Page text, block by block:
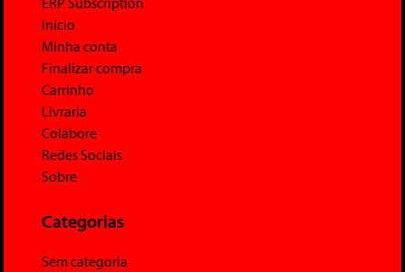
Início
Minha conta
Finalizar compra
Carrinho
Livraria
Colabore
Redes Sociais
Sobre
Categorias
Sem categoria